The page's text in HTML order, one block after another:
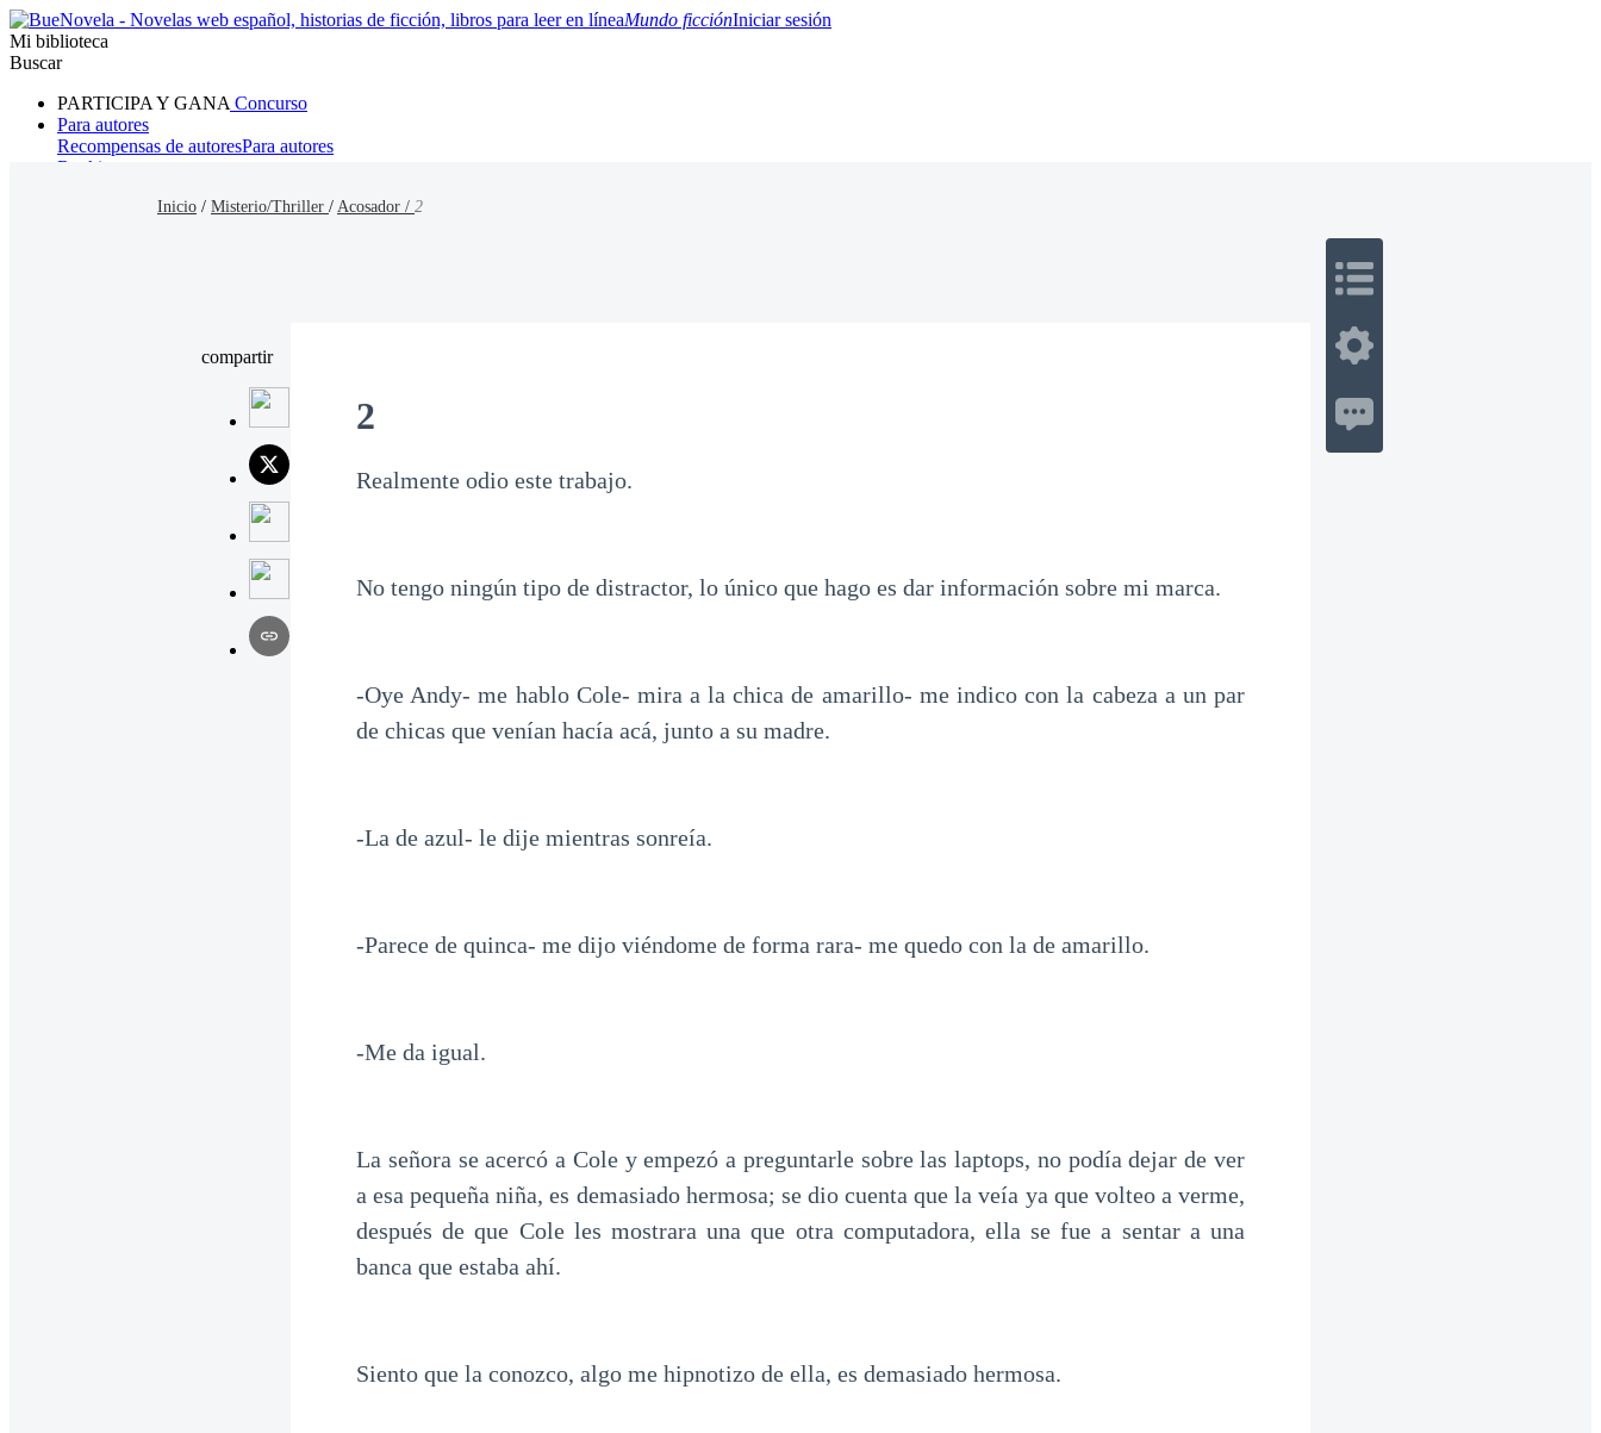
Mundo ficciónIniciar sesión
Mi biblioteca
Buscar
PARTICIPA Y GANA Concurso
Para autores
Recompensas de autoresPara autores
Ranking
Inicio / Misterio/Thriller / Acosador / 2
compartir
2
Realmente odio este trabajo.
No tengo ningún tipo de distractor, lo único que hago es dar información sobre mi marca.
-Oye Andy- me hablo Cole- mira a la chica de amarillo- me indico con la cabeza a un par
de chicas que venían hacía acá, junto a su madre.
-La de azul- le dije mientras sonreía.
-Parece de quinca- me dijo viéndome de forma rara- me quedo con la de amarillo.
-Me da igual.
La señora se acercó a Cole y empezó a preguntarle sobre las laptops, no podía dejar de ver
a esa pequeña niña, es demasiado hermosa; se dio cuenta que la veía ya que volteo a verme,
después de que Cole les mostrara una que otra computadora, ella se fue a sentar a una
banca que estaba ahí.
Siento que la conozco, algo me hipnotizo de ella, es demasiado hermosa.